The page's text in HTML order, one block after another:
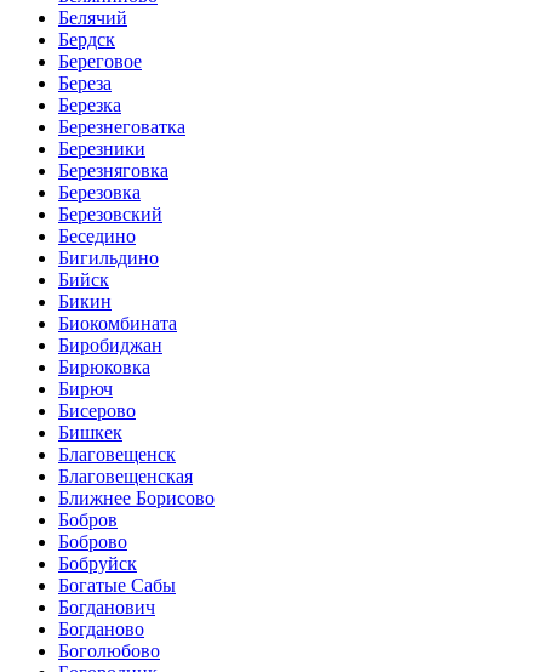
Белячий
Бердск
Береговое
Береза
Березка
Березнеговатка
Березники
Березняговка
Березовка
Березовский
Беседино
Бигильдино
Бийск
Бикин
Биокомбината
Биробиджан
Бирюковка
Бирюч
Бисерово
Бишкек
Благовещенск
Благовещенская
Ближнее Борисово
Бобров
Боброво
Бобруйск
Богатые Сабы
Богданович
Богданово
Боголюбово